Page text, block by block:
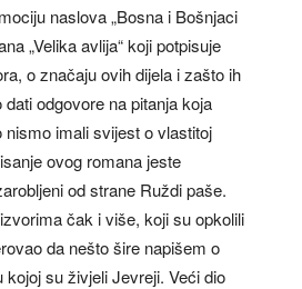
naslova „Bosna i Bošnjaci
„Velika avlija“ koji potpisuje
o značaju ovih dijela i zašto ih
odgovore na pitanja koja
imali svijest o vlastitoj
ovog romana jeste
od strane Ruždi paše.
čak i više, koji su opkolili
da nešto šire napišem o
kojoj su živjeli Jevreji. Veći dio